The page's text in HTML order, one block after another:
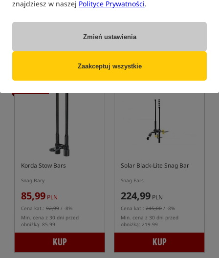
znajdziesz w naszej Polityce Prywatności.
Zmień ustawienia
Zaakceptuj wszystkie
Głowica hangera
Min. cena z 30 dni przed
Korda Stow Bars
Snag Bary
85,99 PLN
Cena kat.: 92,99 / -8%
Min. cena z 30 dni przed
obniżką: 85.99
KUP
Solar Black-Lite Snag Bar
Snag Ears
224,99 PLN
Cena kat.: 245,00 / -8%
Min. cena z 30 dni przed
obniżką: 219.99
KUP